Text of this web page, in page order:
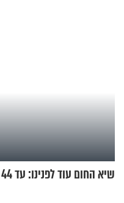
שיא החום עוד לפנינו: עד 44 מעלות ועומסי חום קיצוניים